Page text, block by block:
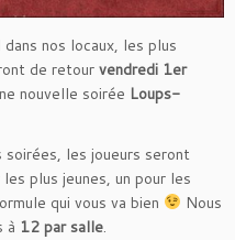
nos locaux, les plus
de retour vendredi 1er
nouvelle soirée Loups-
soirées, les joueurs seront
plus jeunes, un pour les
qui vous va bien
Nous
à 12 par salle.